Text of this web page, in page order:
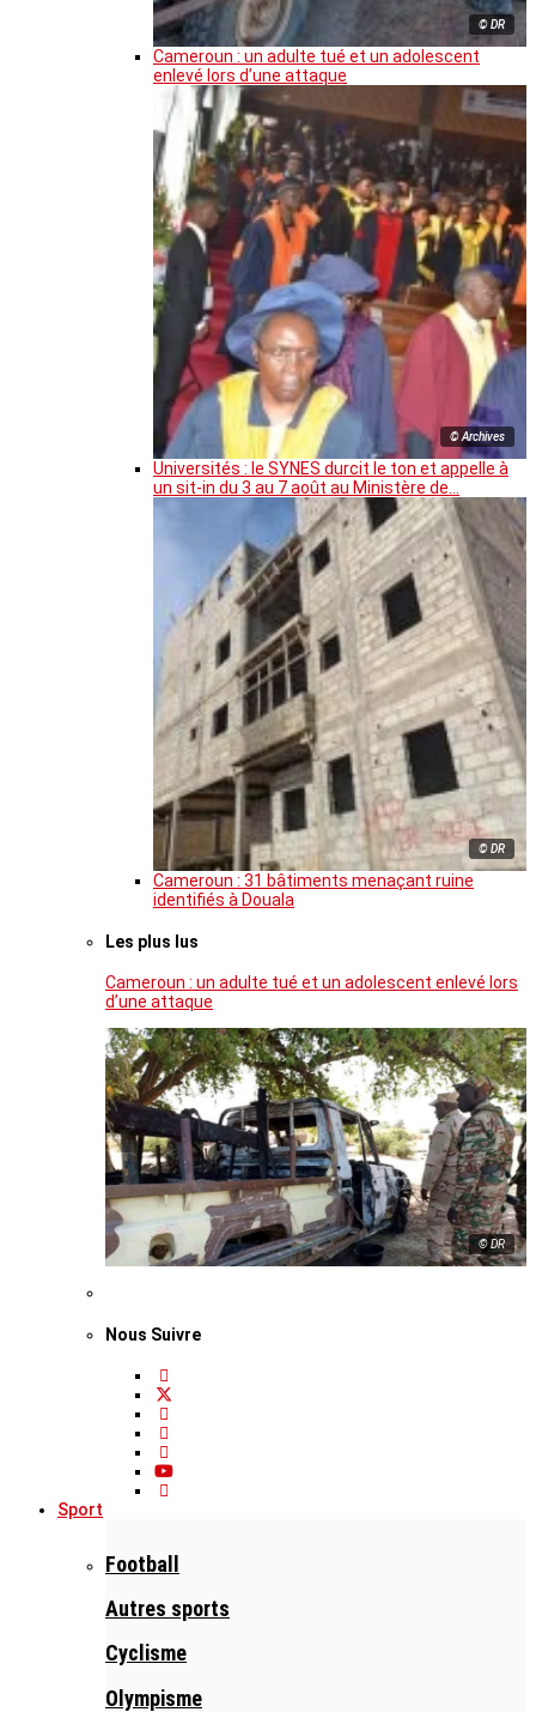
© DR
Cameroun : un adulte tué et un adolescent
enlevé lors d’une attaque
© Archives
Universités : le SYNES durcit le ton et appelle à
un sit-in du 3 au 7 août au Ministère de…
© DR
Cameroun : 31 bâtiments menaçant ruine
identifiés à Douala
Les plus lus
Cameroun : un adulte tué et un adolescent enlevé lors
d’une attaque
© DR
Nous Suivre
Sport
Football
Autres sports
Cyclisme
Olympisme